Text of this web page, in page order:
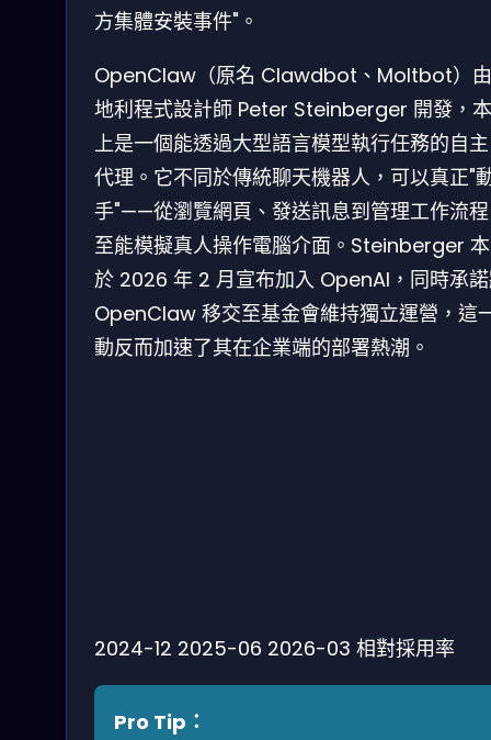
方集體安裝事件"。
OpenClaw（原名 Clawdbot、Moltbot）
地利程式設計師 Peter Steinberger 開發，
上是一個能透過大型語言模型執行任務的自
代理。它不同於傳統聊天機器人，可以真正"
手"——從瀏覽網頁、發送訊息到管理工作流
至能模擬真人操作電腦介面。Steinberger
於 2026 年 2 月宣布加入 OpenAI，同時承
OpenClaw 移交至基金會維持獨立運營，這
動反而加速了其在企業端的部署熱潮。
2024-12 2025-06 2026-03 相對採用率
Pro Tip：